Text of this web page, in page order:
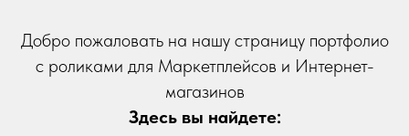
Добро пожаловать на нашу страницу портфолио
с роликами для Маркетплейсов и Интернет-
магазинов
Здесь вы найдете: